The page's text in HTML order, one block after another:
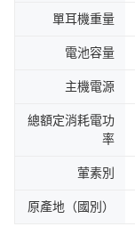
單耳機重量
電池容量
主機電源
總額定消耗電功
率
葷素別
原產地（國別）